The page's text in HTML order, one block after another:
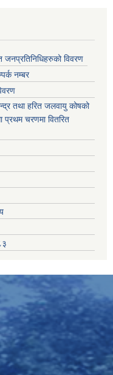
जनप्रतिनिधिहरुको विवरण
नम्बर
तथा हरित जलवायु कोषको
प्रथम चरणमा वितरित